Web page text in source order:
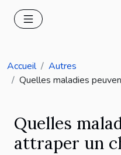
Accueil
Autres
Quelles maladies
Quelles
attraper un